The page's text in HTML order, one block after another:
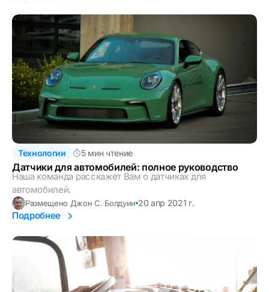
Технологии 5 мин чтение
Датчики для автомобилей: полное руководство
Наша команда расскажет Вам о датчиках для
автомобилей.
Размещено Джон С. Болдуин 20 апр 2021 г.
Подробнее